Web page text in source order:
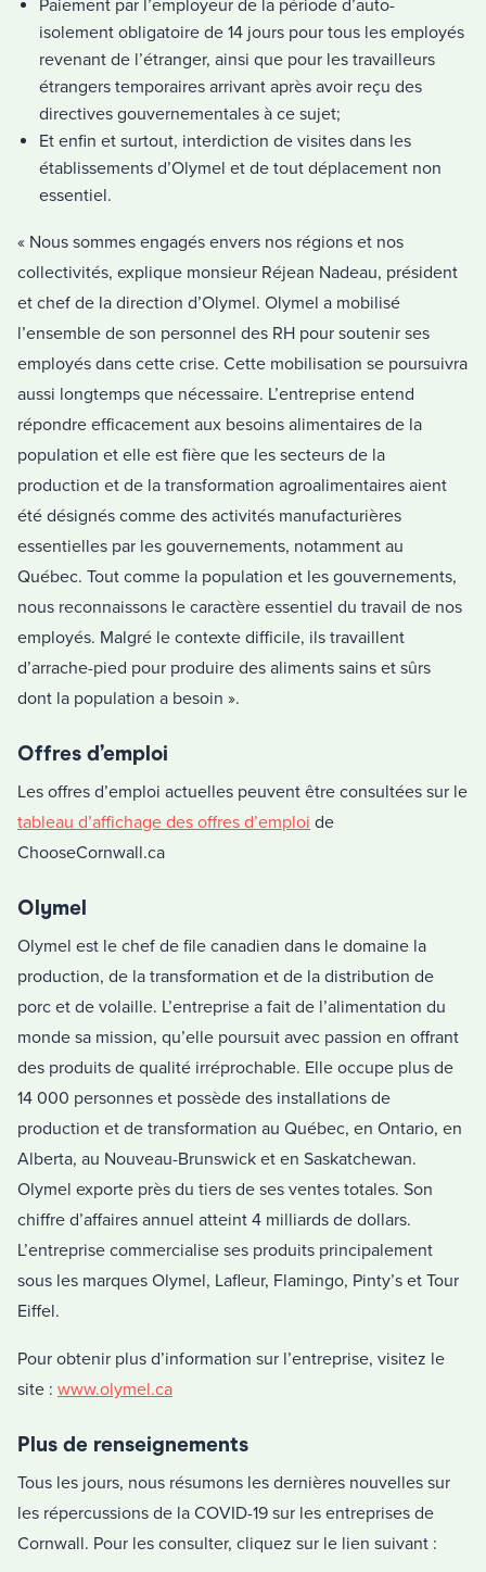
Paiement par l’employeur de la période d’auto-
isolement obligatoire de 14 jours pour tous les employés
revenant de l’étranger, ainsi que pour les travailleurs
étrangers temporaires arrivant après avoir reçu des
directives gouvernementales à ce sujet;
Et enfin et surtout, interdiction de visites dans les
établissements d’Olymel et de tout déplacement non
essentiel.
« Nous sommes engagés envers nos régions et nos
collectivités, explique monsieur Réjean Nadeau, président
et chef de la direction d’Olymel. Olymel a mobilisé
l’ensemble de son personnel des RH pour soutenir ses
employés dans cette crise. Cette mobilisation se poursuivra
aussi longtemps que nécessaire. L’entreprise entend
répondre efficacement aux besoins alimentaires de la
population et elle est fière que les secteurs de la
production et de la transformation agroalimentaires aient
été désignés comme des activités manufacturières
essentielles par les gouvernements, notamment au
Québec. Tout comme la population et les gouvernements,
nous reconnaissons le caractère essentiel du travail de nos
employés. Malgré le contexte difficile, ils travaillent
d’arrache-pied pour produire des aliments sains et sûrs
dont la population a besoin ».
Offres d’emploi
Les offres d’emploi actuelles peuvent être consultées sur le
tableau d’affichage des offres d’emploi de
ChooseCornwall.ca
Olymel
Olymel est le chef de file canadien dans le domaine la
production, de la transformation et de la distribution de
porc et de volaille. L’entreprise a fait de l’alimentation du
monde sa mission, qu’elle poursuit avec passion en offrant
des produits de qualité irréprochable. Elle occupe plus de
14 000 personnes et possède des installations de
production et de transformation au Québec, en Ontario, en
Alberta, au Nouveau-Brunswick et en Saskatchewan.
Olymel exporte près du tiers de ses ventes totales. Son
chiffre d’affaires annuel atteint 4 milliards de dollars.
L’entreprise commercialise ses produits principalement
sous les marques Olymel, Lafleur, Flamingo, Pinty’s et Tour
Eiffel.
Pour obtenir plus d’information sur l’entreprise, visitez le
site : www.olymel.ca
Plus de renseignements
Tous les jours, nous résumons les dernières nouvelles sur
les répercussions de la COVID-19 sur les entreprises de
Cornwall. Pour les consulter, cliquez sur le lien suivant :